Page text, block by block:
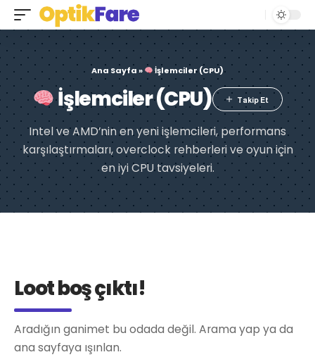
Ana Sayfa» İşlemciler (CPU)
İşlemciler (CPU)
Intel ve AMD’nin en yeni işlemcileri, performans
karşılaştırmaları, overclock rehberleri ve oyun için
en iyi CPU tavsiyeleri.
Loot boş çıktı!
Aradığın ganimet bu odada değil. Arama yap ya da
ana sayfaya ışınlan.